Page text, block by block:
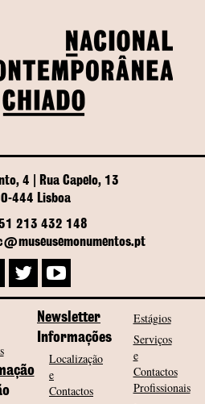
4 | Rua Capelo, 13
444 Lisboa
213 432 148
Newsletter
Informações
Localização
e
Contactos
Estágios
Serviços
e
Contactos
Profissionais